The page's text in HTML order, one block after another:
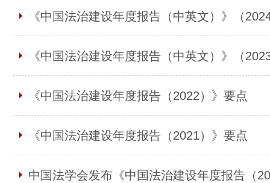
《中国法治建设年度报告（中英文）》（
《中国法治建设年度报告（中英文）》（
《中国法治建设年度报告（2022）》要点
《中国法治建设年度报告（2021）》要点
中国法学会发布《中国法治建设年度报告（